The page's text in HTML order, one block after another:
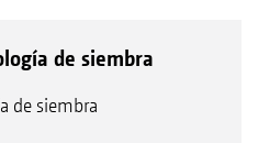
de siembra
de siembra